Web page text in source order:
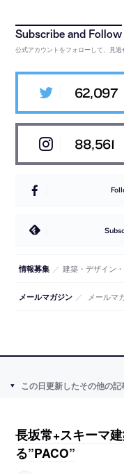
公式アカウントをフォローして、見逃
62,097
88,561
情報募集 ／ 建築・デザイン
メールマガジン ／ メールマ
この日更新したその他の記
長坂常+スキーマ
る”PACO”